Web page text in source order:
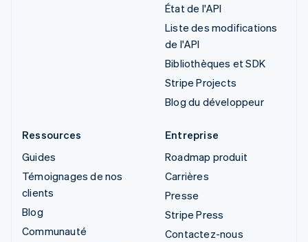
État de l'API
Liste des modifications
de l'API
Bibliothèques et SDK
Stripe Projects
Blog du développeur
Ressources
Guides
Témoignages de nos
clients
Blog
Communauté
Entreprise
Roadmap produit
Carrières
Presse
Stripe Press
Contactez-nous